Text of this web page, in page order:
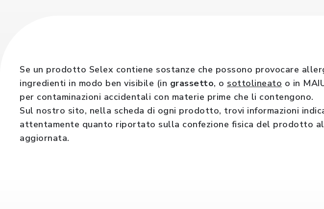
Se un prodotto Selex contiene sostanze che possono provocare
ingredienti in modo ben visibile (in grassetto, o sottolineato o in
per contaminazioni accidentali con materie prime che li contengono.
Sul nostro sito, nella scheda di ogni prodotto, trovi informazioni
attentamente quanto riportato sulla confezione fisica del prodotto
aggiornata.